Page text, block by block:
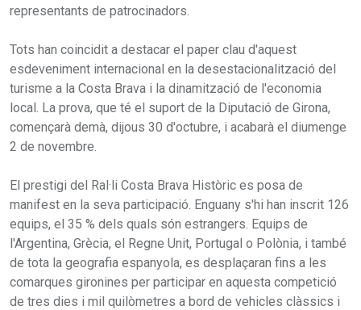
representants de patrocinadors.
Tots han coincidit a destacar el paper clau d'aquest
esdeveniment internacional en la desestacionalització del
turisme a la Costa Brava i la dinamització de l'economia
local. La prova, que té el suport de la Diputació de Girona,
començarà demà, dijous 30 d'octubre, i acabarà el diumenge
2 de novembre.
El prestigi del Ral·li Costa Brava Històric es posa de
manifest en la seva participació. Enguany s'hi han inscrit 126
equips, el 35 % dels quals són estrangers. Equips de
l'Argentina, Grècia, el Regne Unit, Portugal o Polònia, i també
de tota la geografia espanyola, es desplaçaran fins a les
comarques gironines per participar en aquesta competició
de tres dies i mil quilòmetres a bord de vehicles clàssics i